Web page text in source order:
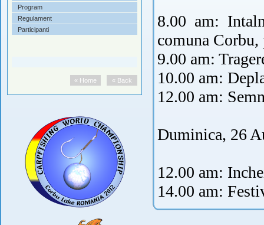
Program
Regulament
Participanti
« Back
« Home
8.00 am:
comuna Corbu,
9.00 am:
10.00 am:
12.00 am:
Duminica, 26
12.00 am:
14.00 am: